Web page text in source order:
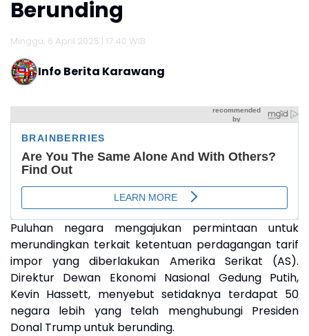
Berunding
Minggu, 6 April 2025 | 17:40 WIB
Info Berita Karawang
Puluhan negara mengajukan permintaan untuk
merundingkan terkait ketentuan perdagangan tarif
impor yang diberlakukan Amerika Serikat (AS).
Direktur Dewan Ekonomi Nasional Gedung Putih,
Kevin Hassett, menyebut setidaknya terdapat 50
negara lebih yang telah menghubungi Presiden
Donal Trump untuk berunding.